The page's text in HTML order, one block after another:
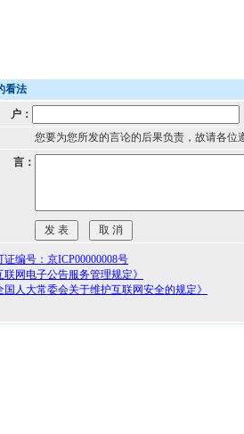
看法
：
您要为您所发的言论的后果负责，故请各位
：
编号：京ICP00000008号
网电子公告服务管理规定》
人大常委会关于维护互联网安全的规定》